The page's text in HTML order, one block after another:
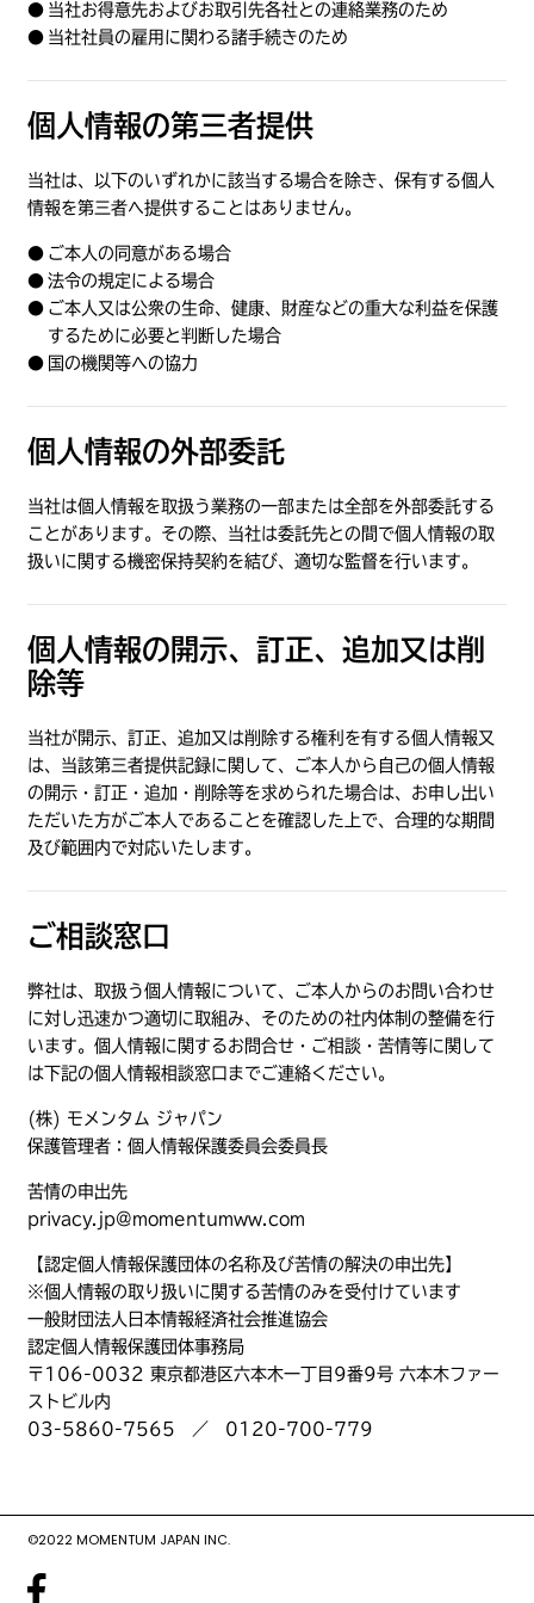
当社お得意先およびお取引先各社との連絡業務のため
当社社員の雇用に関わる諸手続きのため
個人情報の第三者提供
当社は、以下のいずれかに該当する場合を除き、保有する個人
情報を第三者へ提供することはありません。
ご本人の同意がある場合
法令の規定による場合
ご本人又は公衆の生命、健康、財産などの重大な利益を保護
するために必要と判断した場合
国の機関等への協力
個人情報の外部委託
当社は個人情報を取扱う業務の一部または全部を外部委託する
ことがあります。その際、当社は委託先との間で個人情報の取
扱いに関する機密保持契約を結び、適切な監督を行います。
個人情報の開示、訂正、追加又は削
除等
当社が開示、訂正、追加又は削除する権利を有する個人情報又
は、当該第三者提供記録に関して、ご本人から自己の個人情報
の開示・訂正・追加・削除等を求められた場合は、お申し出い
ただいた方がご本人であることを確認した上で、合理的な期間
及び範囲内で対応いたします。
ご相談窓口
弊社は、取扱う個人情報について、ご本人からのお問い合わせ
に対し迅速かつ適切に取組み、そのための社内体制の整備を行
います。個人情報に関するお問合せ・ご相談・苦情等に関して
は下記の個人情報相談窓口までご連絡ください。
(株) モメンタム ジャパン
保護管理者：個人情報保護委員会委員長
苦情の申出先
privacy.jp@momentumww.com
【認定個人情報保護団体の名称及び苦情の解決の申出先】
※個人情報の取り扱いに関する苦情のみを受付けています
一般財団法人日本情報経済社会推進協会
認定個人情報保護団体事務局
〒106-0032 東京都港区六本木一丁目9番9号 六本木ファー
ストビル内
03-5860-7565 ／ 0120-700-779
©2022 MOMENTUM JAPAN INC.